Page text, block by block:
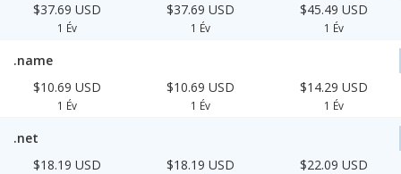
$37.69 USD
1 Év
$37.69 USD
1 Év
$45.49 USD
1 Év
.name
$10.69 USD
1 Év
$10.69 USD
1 Év
$14.29 USD
1 Év
.net
$18.19 USD
$18.19 USD $22.09 USD